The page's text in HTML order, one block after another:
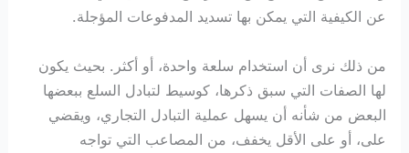
عن الكيفية التي يمكن بها تسديد المدفوعات المؤجلة.
من ذلك نرى أن استخدام سلعة واحدة، أو أكثر. بحيث يكون
لها الصفات التي سبق ذكرها، كوسيط لتبادل السلع ببعضها
البعض من شأنه أن يسهل عملية التبادل التجاري، ويقضي
على، أو على الأقل يخفف، من المصاعب التي تواجه